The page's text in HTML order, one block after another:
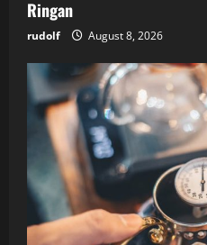
Ringan
rudolf August 8, 2026